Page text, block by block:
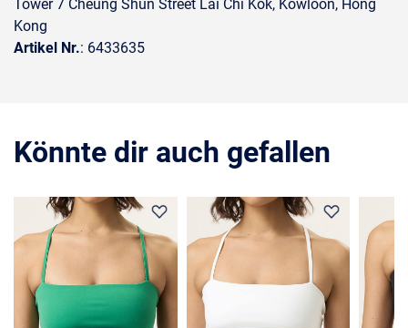
Tower 7 Cheung Shun Street Lai Chi Kok, Kowloon, Hong
Kong
Artikel Nr.: 6433635
Könnte dir auch gefallen